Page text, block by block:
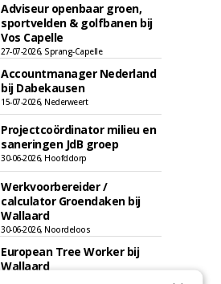
Adviseur openbaar groen,
sportvelden & golfbanen bij
Vos Capelle
27-07-2026, Sprang-Capelle
Accountmanager Nederland
bij Dabekausen
15-07-2026, Nederweert
Projectcoördinator milieu en
saneringen JdB groep
30-06-2026, Hoofddorp
Werkvoorbereider /
calculator Groendaken bij
Wallaard
30-06-2026, Noordeloos
European Tree Worker bij
Wallaard